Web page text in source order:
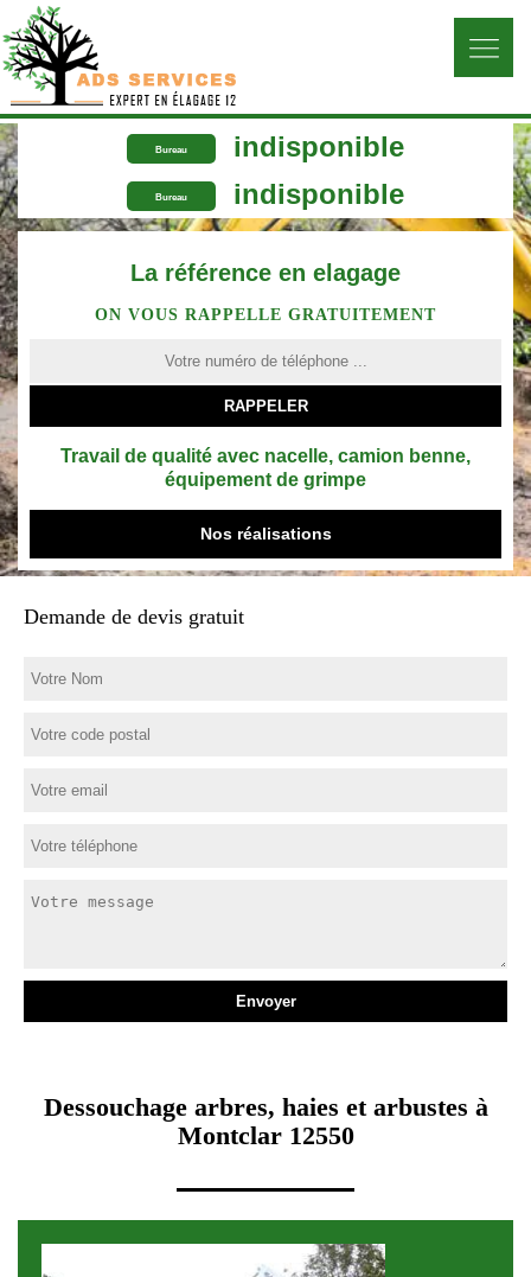
Bureau indisponible
Bureau indisponible
La référence en elagage
ON VOUS RAPPELLE GRATUITEMENT
Travail de qualité avec nacelle, camion benne,
équipement de grimpe
Nos réalisations
Demande de devis gratuit
Dessouchage arbres, haies et arbustes à
Montclar 12550